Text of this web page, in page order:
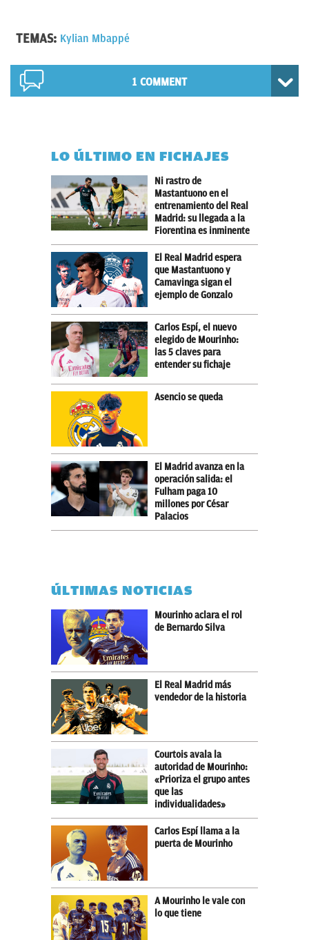
TEMAS: Kylian Mbappé
1 COMMENT
LO ÚLTIMO EN FICHAJES
Ni rastro de
Mastantuono en el
entrenamiento del Real
Madrid: su llegada a la
Fiorentina es inminente
El Real Madrid espera
que Mastantuono y
Camavinga sigan el
ejemplo de Gonzalo
Carlos Espí, el nuevo
elegido de Mourinho:
las 5 claves para
entender su fichaje
Asencio se queda
El Madrid avanza en la
operación salida: el
Fulham paga 10
millones por César
Palacios
ÚLTIMAS NOTICIAS
Mourinho aclara el rol
de Bernardo Silva
El Real Madrid más
vendedor de la historia
Courtois avala la
autoridad de Mourinho:
«Prioriza el grupo antes
que las
individualidades»
Carlos Espí llama a la
puerta de Mourinho
A Mourinho le vale con
lo que tiene